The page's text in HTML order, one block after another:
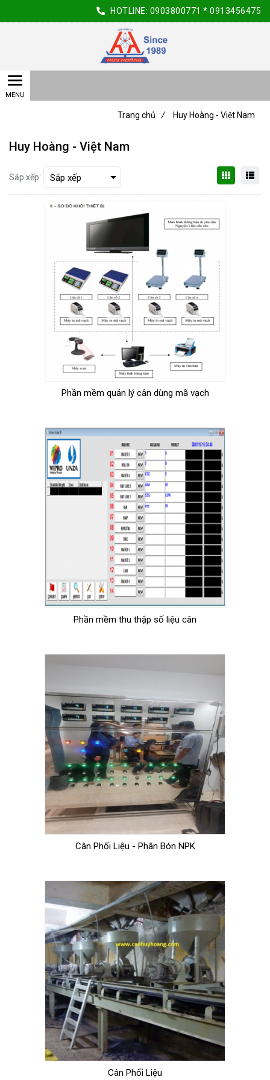
Huy Hoàng - Việt Nam
Sắp xếp:
Phần mềm quản lý cân dùng mã vạch
Phần mềm thu thập số liệu cân
Cân Phối Liệu - Phân Bón NPK
Cân Phối Liệu
Trang chủ / Huy Hoàng - Việt Nam
HOTLINE: 0903800771 * 0913456475